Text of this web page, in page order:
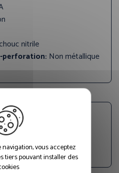
nitrile
perforation: Non métallique
vous acceptez
tiers pouvant installer des